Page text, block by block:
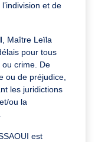
et de
, Maître Leïla
pour tous
ou crime. De
ou de préjudice,
les juridictions
ou la
est